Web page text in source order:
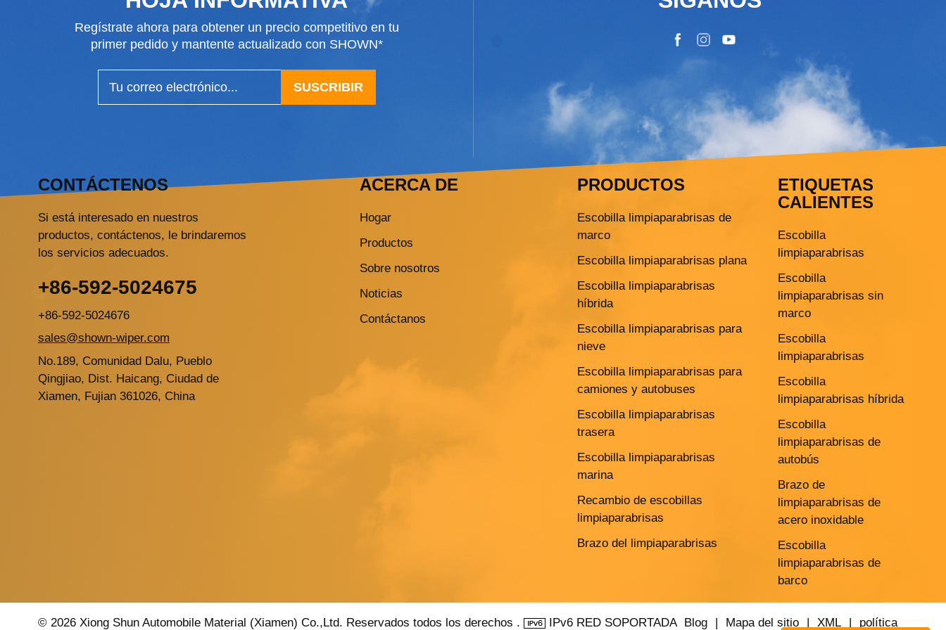
Regístrate ahora para obtener un precio competitivo en tu
primer pedido y mantente actualizado con SHOWN*
SUSCRIBIR
CONTÁCTENOS
Si está interesado en nuestros
productos, contáctenos, le brindaremos
los servicios adecuados.
+86-592-5024675
+86-592-5024676
sales@shown-wiper.com
No.189, Comunidad Dalu, Pueblo
Qingjiao, Dist. Haicang, Ciudad de
Xiamen, Fujian 361026, China
ACERCA DE
Hogar
Productos
Sobre nosotros
Noticias
Contáctanos
PRODUCTOS
Escobilla limpiaparabrisas de
marco
Escobilla limpiaparabrisas plana
Escobilla limpiaparabrisas
híbrida
Escobilla limpiaparabrisas para
nieve
Escobilla limpiaparabrisas para
camiones y autobuses
Escobilla limpiaparabrisas
trasera
Escobilla limpiaparabrisas
marina
Recambio de escobillas
limpiaparabrisas
Brazo del limpiaparabrisas
ETIQUETAS
CALIENTES
Escobilla
limpiaparabrisas
Escobilla
limpiaparabrisas sin
marco
Escobilla
limpiaparabrisas
Escobilla
limpiaparabrisas híbrida
Escobilla
limpiaparabrisas de
autobús
Brazo de
limpiaparabrisas de
acero inoxidable
Escobilla
limpiaparabrisas de
barco
© 2026 Xiong Shun Automobile Material (Xiamen) Co.,Ltd. Reservados todos los derechos . IPv6 RED SOPORTADA Blog | Mapa del sitio | XML | política